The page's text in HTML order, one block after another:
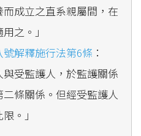
成立之直系親屬間，在
之。」
解釋施行法第6條 ：
與受監護人，於監護關係
條關係。但經受監護人
。」